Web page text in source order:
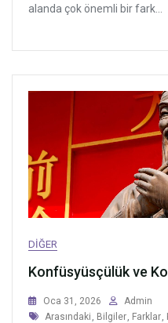
alanda çok önemli bir fark...
DIĞER
Konfüsyüsçülük ve
Oca 31, 2026
Admin
Tags
Arasındaki , Bilgiler, Farklar,